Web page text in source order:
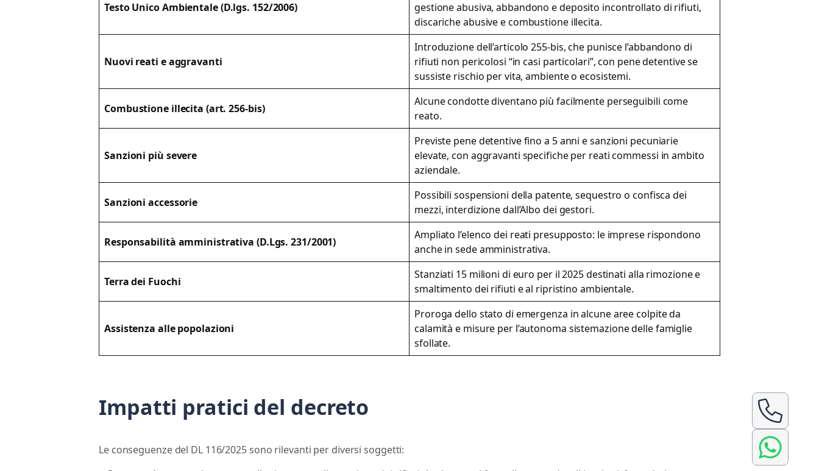
Testo Unico Ambientale(D.lgs. 152/2006)
gestione abusiva, abbandono e deposito incontrollato di rifiuti,
discariche abusive e combustione illecita.
Nuovi reati e aggravanti
Introduzione dell’articolo 255-bis, che punisce l’abbandono di
rifiuti non pericolosi “in casi particolari”, con pene detentive se
sussiste rischio per vita, ambiente o ecosistemi.
Combustione illecita (art. 256-bis)
Alcune condotte diventano più facilmente perseguibili come
reato.
Sanzioni più severe
Previste pene detentive fino a 5 anni e sanzioni pecuniarie
elevate, con aggravanti specifiche per reati commessi in ambito
aziendale.
Sanzioni accessorie
Possibili sospensioni della patente, sequestro o confisca dei
mezzi, interdizione dall’Albo dei gestori.
Responsabilità amministrativa (D.Lgs. 231/2001)
Ampliato l’elenco dei reati presupposto: le imprese rispondono
anche in sede amministrativa.
Terra dei Fuochi
Stanziati 15 milioni di euro per il 2025 destinati alla rimozione e
smaltimento dei rifiuti e al ripristino ambientale.
Assistenza alle popolazioni
Proroga dello stato di emergenza in alcune aree colpite da
calamità e misure per l’autonoma sistemazione delle famiglie
sfollate.
Impatti pratici del decreto
Le conseguenze del DL 116/2025 sono rilevanti per diversi soggetti: